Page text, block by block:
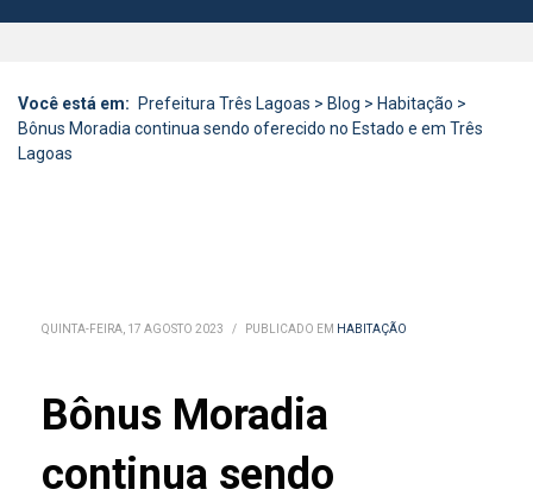
Você está em: Prefeitura Três Lagoas > Blog > Habitação >
Bônus Moradia continua sendo oferecido no Estado e em Três
Lagoas
QUINTA-FEIRA, 17 AGOSTO 2023 / PUBLICADO EM HABITAÇÃO
Bônus Moradia
continua sendo